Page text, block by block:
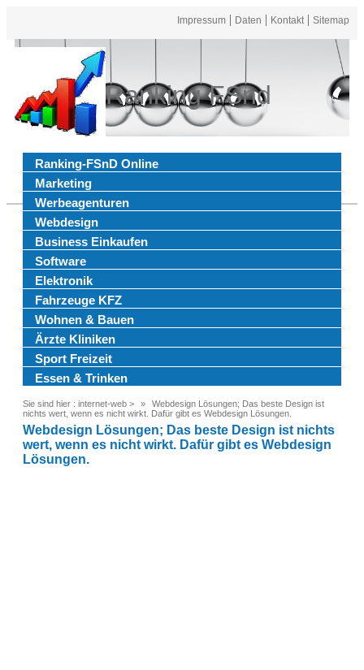
Impressum Daten Kontakt Sitemap
Ranking FSnd
Ranking-FSnD Online
Marketing
Werbeagenturen
Webdesign
Business Einkaufen
Software
Elektronik
Fahrzeuge KFZ
Wohnen & Bauen
Ärzte Kliniken
Sport Freizeit
Essen & Trinken
Sie sind hier : internet-web >
Webdesign Lösungen; Das beste Design ist
nichts wert, wenn es nicht wirkt. Dafür gibt es Webdesign Lösungen.
Webdesign Lösungen; Das beste Design ist nichts
wert, wenn es nicht wirkt. Dafür gibt es Webdesign
Lösungen.